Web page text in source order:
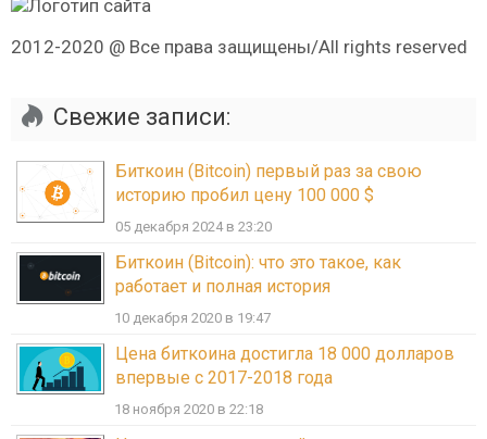
2012-2020 @ Все права защищены/All rights reserved
Свежие записи:
Биткоин (Bitcoin) первый раз за свою
историю пробил цену 100 000 $
05 декабря 2024 в 23:20
Биткоин (Bitcoin): что это такое, как
работает и полная история
10 декабря 2020 в 19:47
Цена биткоина достигла 18 000 долларов
впервые с 2017-2018 года
18 ноября 2020 в 22:18